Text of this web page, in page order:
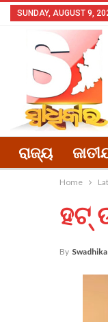
SUNDAY, AUGUST 9,
ରାଜ୍ୟ
Home
ହଟ୍
By